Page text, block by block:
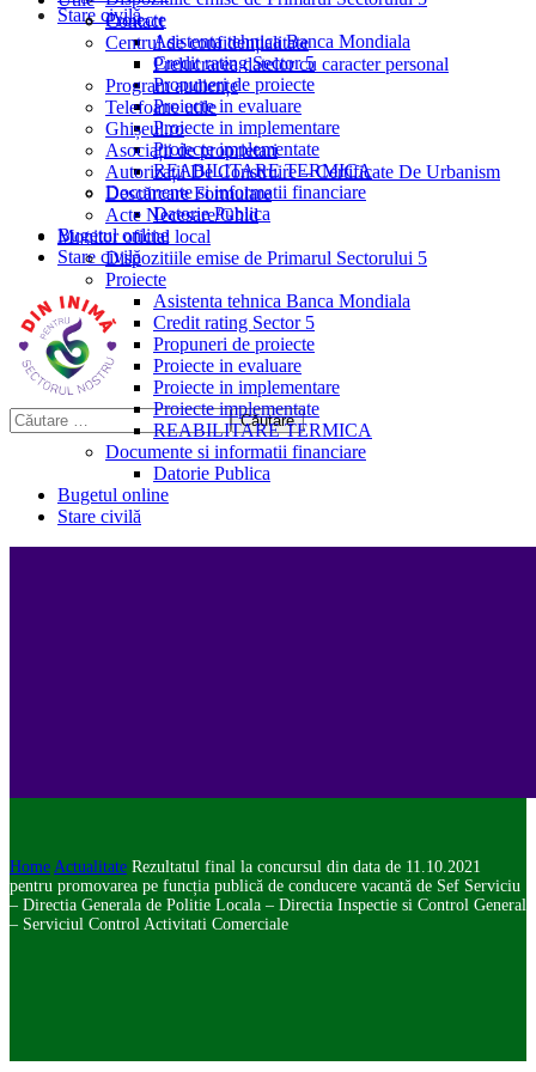
Stare civilă
Proiecte
Asistenta tehnica Banca Mondiala
Credit rating Sector 5
Propuneri de proiecte
Proiecte in evaluare
Proiecte in implementare
Proiecte implementate
REABILITARE TERMICA
Documente si informatii financiare
Datorie Publica
Bugetul online
Stare civilă
Contact
Centrul de confidențialitate
Prelucrarea datelor cu caracter personal
Program audiențe
Telefoane utile
Ghișeul.ro
Asociații de proprietari
Autorizații De Construire – Certificate De Urbanism
Descărcare Formulare
Acte Necesare/Ghid
Monitor oficial local
Dispozitiile emise de Primarul Sectorului 5
Proiecte
Asistenta tehnica Banca Mondiala
Credit rating Sector 5
Propuneri de proiecte
Proiecte in evaluare
Proiecte in implementare
Proiecte implementate
REABILITARE TERMICA
Documente si informatii financiare
Datorie Publica
Bugetul online
Stare civilă
Home Actualitate Rezultatul final la concursul din data de 11.10.2021
pentru promovarea pe funcția publică de conducere vacantă de Sef Serviciu
– Directia Generala de Politie Locala – Directia Inspectie si Control General
– Serviciul Control Activitati Comerciale